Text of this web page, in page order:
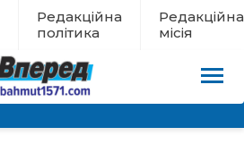
Редакційна
політика
Редакційна
місія